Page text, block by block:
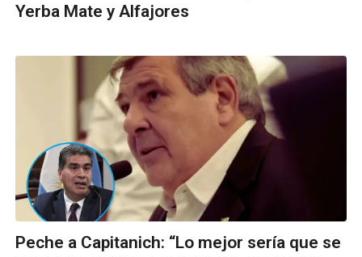
Yerba Mate y Alfajores
Peche a Capitanich: “Lo mejor sería que se